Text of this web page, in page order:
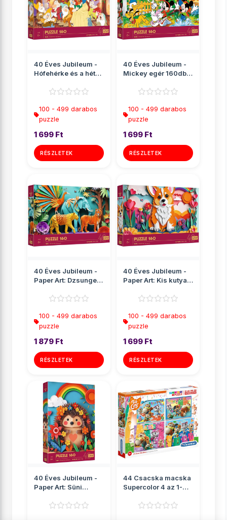
40 Éves Jubileum -
Hófehérke és a hét
100 - 499 darabos
puzzle
1 699 Ft
RÉSZLETEK
40 Éves Jubileum -
Mickey egér 160db-
100 - 499 darabos
puzzle
1 699 Ft
RÉSZLETEK
40 Éves Jubileum -
Paper Art: Dzsungel
100 - 499 darabos
puzzle
1 879 Ft
RÉSZLETEK
40 Éves Jubileum -
Paper Art: Kis kutya
100 - 499 darabos
puzzle
1 699 Ft
RÉSZLETEK
40 Éves Jubileum -
Paper Art: Süni
Trefl
44 Csacska macska
Supercolor 4 az 1-
Clementoni